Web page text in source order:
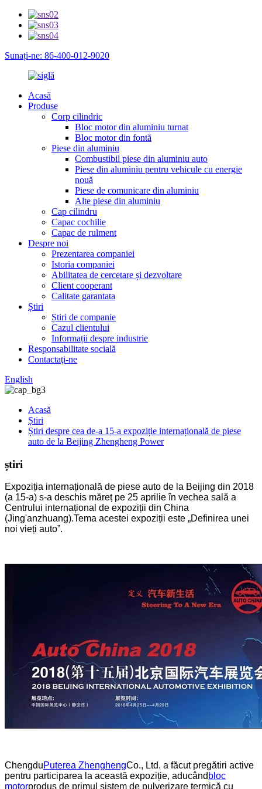
Sunați-ne: 86-400-012-9020
Acasă
Produse
Corp cilindric
Bloc motor din aluminiu turnat
Bloc motor din fontă
Piese din aluminiu
Combustibil piese din aluminiu auto
Piese din aluminiu pentru vehicule cu energie
nouă
Piese de comunicare din aluminiu
Alte piese din aluminiu
Cap cilindru
Capac cochilie
Capac de rulment
Despre noi
Prezentarea companiei
Istoria companiei
Abilitatea de cercetare și dezvoltare
Client cooperant
Calitate garantata
Știri
Știri de companie
Cazul clientului
Informații despre industrie
Responsabilitate socială
Contactaţi-ne
English
Acasă
Știri
Știri despre cea de-a 15-a expoziție internațională de piese
auto de la Beijing Zhengheng Power
știri
Expoziția internațională de piese auto de la Beijing din 2018
(a 15-a) s-a deschis măreț pe 25 aprilie în vechea sală a
Centrului internațional de expoziții din China
(Jing'anzhuang).Tema acestei expoziții este „Definirea unei
noi vieți auto”.
ChengduPuterea ZhenghengCo., Ltd. a făcut pregătiri active
pentru participarea la această expoziție, aducând bloc
motorprodus de primul sistem de pulverizare termică cu